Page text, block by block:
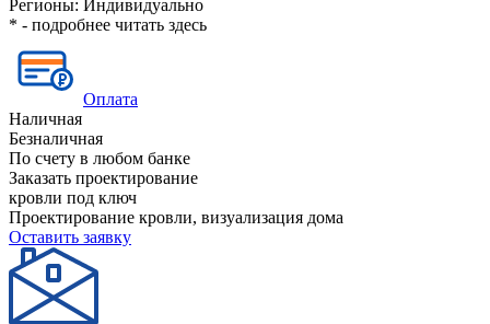
Регионы: Индивидуально
* - подробнее читать здесь
Оплата
Наличная
Безналичная
По счету в любом банке
Заказать проектирование
кровли под ключ
Проектирование кровли, визуализация дома
Оставить заявку